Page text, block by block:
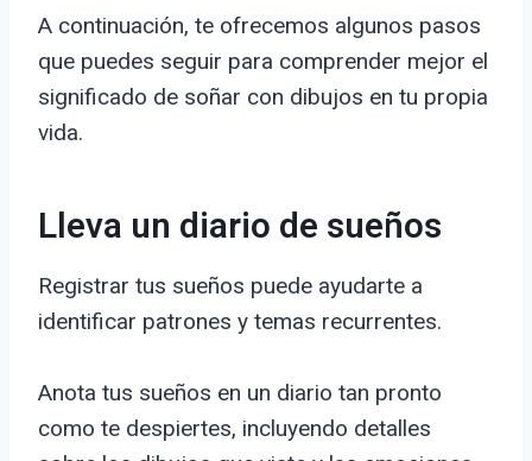
A continuación, te ofrecemos algunos pasos
que puedes seguir para comprender mejor el
significado de soñar con dibujos en tu propia
vida.
Lleva un diario de sueños
Registrar tus sueños puede ayudarte a
identificar patrones y temas recurrentes.
Anota tus sueños en un diario tan pronto
como te despiertes, incluyendo detalles